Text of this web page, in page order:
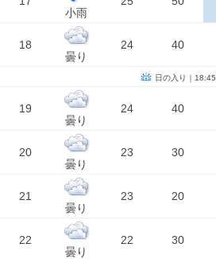
小雨
18
曇り
24 40
日の入り｜18:45
19
曇り
24 40
20
曇り
23 30
21
曇り
23 20
22
曇り
22 30